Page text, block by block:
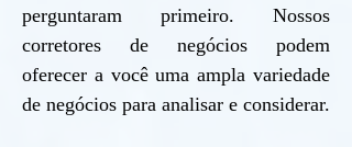
perguntaram primeiro. Nossos
corretores de negócios podem
oferecer a você uma ampla variedade
de negócios para analisar e considerar.